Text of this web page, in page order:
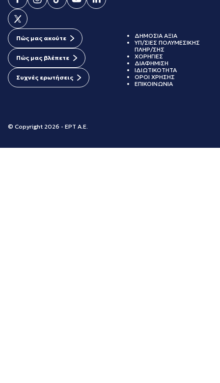
Πώς μας ακούτε
Πώς μας βλέπετε
Συχνές ερωτήσεις
© Copyright 2026 - ΕΡΤ Α.Ε.
ΔΗΜΟΣΙΑ ΑΞΙΑ
ΥΠ/ΣΙΕΣ ΠΟΛΥΜΕΣΙΚΗΣ
ΠΛΗΡ/ΣΗΣ
ΧΟΡΗΓΙΕΣ
ΔΙΑΦΗΜΙΣΗ
ΙΔΙΩΤΙΚΟΤΗΤΑ
ΟΡΟΙ ΧΡΗΣΗΣ
ΕΠΙΚΟΙΝΩΝΙΑ